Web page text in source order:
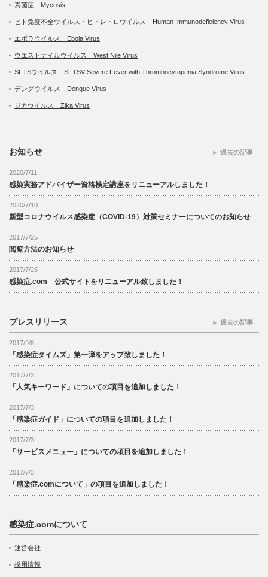
真菌症 Mycosis
ヒト免疫不全ウイルス・ヒトレトロウイルス Human Immunodeficiency Virus
エボラウイルス Ebola Virus
ウエストナイルウイルス West Nile Virus
SFTSウイルス SFTSV Severe Fever with Thrombocytopenia Syndrome Virus
デングウイルス Dengue Virus
ジカウイルス Zika Virus
お知らせ
2020/7/11
感染実務アドバイザー資格検定講座をリニューアルしました！
2020/7/10
新型コロナウイルス感染症（COVID-19）対策セミナーについてのお知らせ
2017/7/25
閲覧方法のお知らせ
2017/7/25
感染症.com 公式サイトをリニューアル致しました！
過去の記事
プレスリリース
2017/9/6
「感染症タイムズ」第一弾をアップ致しました！
2017/7/3
「人気キーワード」についての項目を追加しました！
2017/7/3
「感染症ガイド」についての項目を追加しました！
2017/7/3
「サービスメニュー」についての項目を追加しました！
2017/7/3
「感染症.comについて」の項目を追加しました！
過去の記事
感染症.comについて
運営会社
採用情報